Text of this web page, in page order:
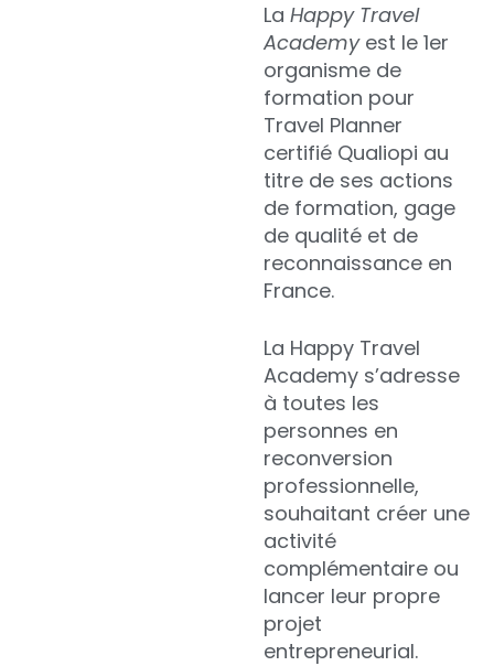
La Happy Travel
Academyest le 1er
organisme de
formation pour
Travel Planner
certifié Qualiopi au
titre de ses actions
de formation, gage
de qualité et de
reconnaissance en
France.
La Happy Travel
Academy s’adresse
à toutes les
personnes en
reconversion
professionnelle,
souhaitant créer une
activité
complémentaire ou
lancer leur propre
projet
entrepreneurial.